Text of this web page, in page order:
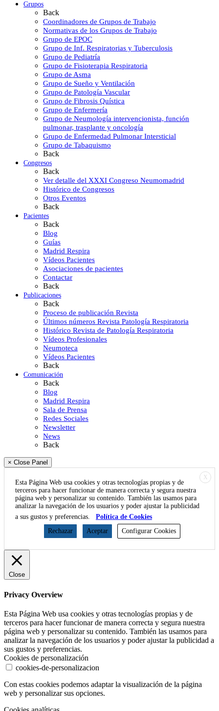
Grupos
Back
Coordinadores de Grupos de Trabajo
Normativas de los Grupos de Trabajo
Grupo de EPOC
Grupo de Inf. Respiratorias y Tuberculosis
Grupo de Pediatría
Grupo de Fisioterapia Respiratoria
Grupo de Asma
Grupo de Sueño y Ventilación
Grupo de Patología Vascular
Grupo de Fibrosis Quística
Grupo de Enfermería
Grupo de Neumología intervencionista, función
pulmonar, trasplante y oncología
Grupo de Enfermedad Pulmonar Intersticial
Grupo de Tabaquismo
Back
Congresos
Back
Ver detalle del XXXI Congreso Neumomadrid
Histórico de Congresos
Otros Eventos
Back
Pacientes
Back
Blog
Guías
Madrid Respira
Vídeos Pacientes
Asociaciones de pacientes
Contactar
Back
Publicaciones
Back
Proceso de publicación Revista
Últimos números Revista Patología Respiratoria
Histórico Revista de Patología Respiratoria
Vídeos Profesionales
Neumoteca
Vídeos Pacientes
Back
Comunicación
Back
Blog
Madrid Respira
Sala de Prensa
Redes Sociales
Newsletter
News
Back
× Close Panel
X
Esta Página Web usa cookies y otras tecnologías propias y de
terceros para hacer funcionar de manera correcta y segura nuestra
página web y personalizar su contenido. También las usamos para
analizar la navegación de los usuarios y poder ajustar la publicidad
a sus gustos y preferencias.
Política de Cookies
Rechazar
Aceptar Configurar Cookies
Close
Privacy Overview
Esta Página Web usa cookies y otras tecnologías propias y de
terceros para hacer funcionar de manera correcta y segura nuestra
página web y personalizar su contenido. También las usamos para
analizar la navegación de los usuarios y poder ajustar la publicidad a
sus gustos y preferencias.
Cookies de personalización
cookies-de-personalizacion
Con estas cookies podemos adaptar la visualización de la página
web y personalizar sus opciones.